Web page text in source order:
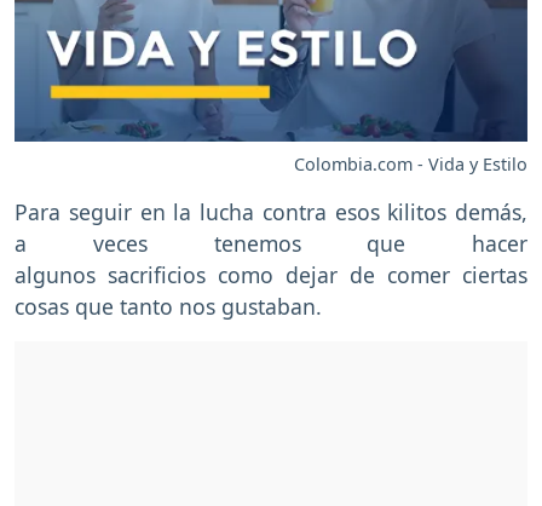
Colombia.com - Vida y Estilo
Para seguir en la lucha contra esos kilitos demás,
a veces tenemos que hacer
algunos sacrificios como dejar de comer ciertas
cosas que tanto nos gustaban.